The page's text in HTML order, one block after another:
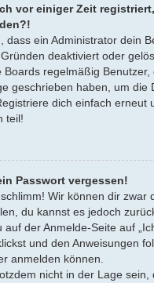
vor einiger Zeit
dass ein Administrator dein
deaktiviert oder
Boards regelmäßig
geschrieben haben, um die
dich einfach erneut
teil!
Passwort vergessen!
Wir können dir zwar
du kannst es jedoch
auf der Anmelde-Seite auf
und den Anweisungen
anmelden können.
nicht in der Lage sein,